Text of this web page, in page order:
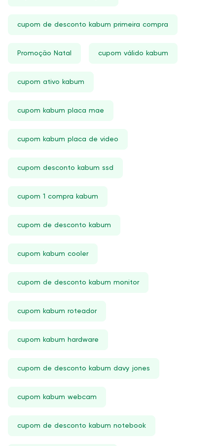
cupom de desconto kabum primeira compra
Promoção Natal cupom válido kabum
cupom ativo kabum
cupom kabum placa mae
cupom kabum placa de video
cupom desconto kabum ssd
cupom 1 compra kabum
cupom de desconto kabum
cupom kabum cooler
cupom de desconto kabum monitor
cupom kabum roteador
cupom kabum hardware
cupom de desconto kabum davy jones
cupom kabum webcam
cupom de desconto kabum notebook